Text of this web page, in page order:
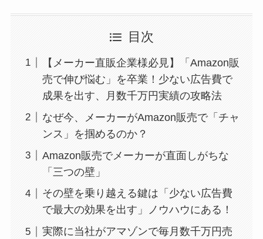
目次
【メーカー直販企業様必見】「Amazon販
売で伸び悩む」を卒業！少ない広告費で
成果を出す、月数千万円実績の攻略法
なぜ今、メーカーがAmazon販売で「チャ
ンス」を掴めるのか？
Amazon販売でメーカーが直面しがちな
「三つの壁」
その壁を乗り越える鍵は「少ない広告費
で最大の効果を出す」ノウハウにある！
実際に当社がアマゾンで毎月数千万円売